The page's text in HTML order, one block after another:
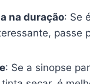
na duração: Se
passe
: Se a sinopse